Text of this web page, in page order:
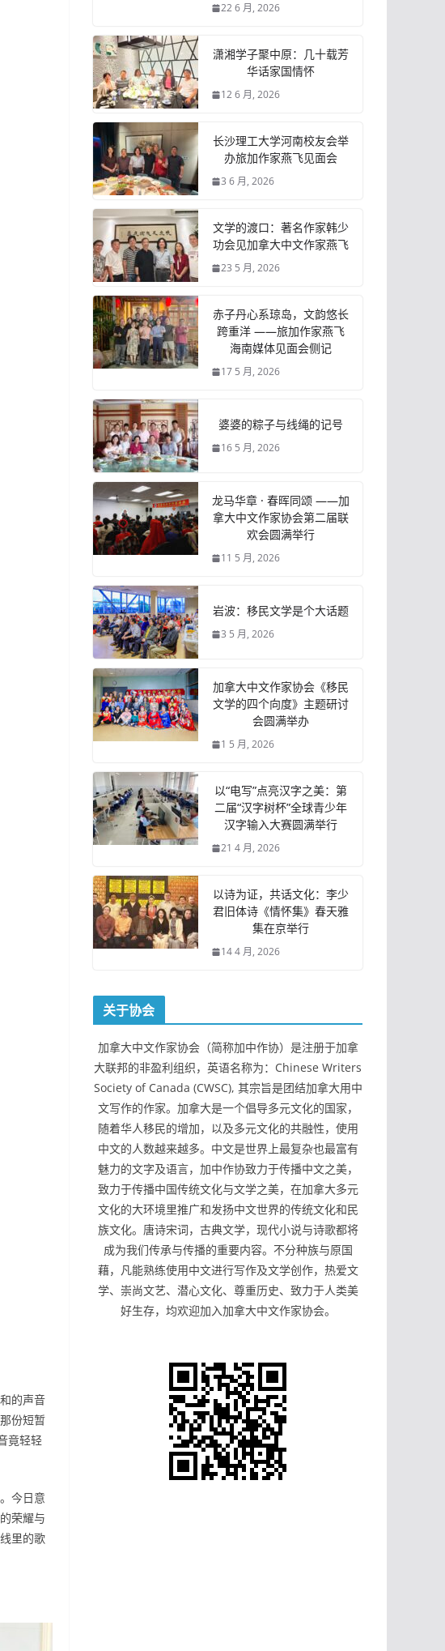
的声音
份短暂
竟轻轻
今日意
荣耀与
里的歌
22 6 月, 2026
潇湘学子聚中原：几十载芳
华话家国情怀
12 6 月, 2026
长沙理工大学河南校友会举
办旅加作家燕飞见面会
3 6 月, 2026
文学的渡口：著名作家韩少
功会见加拿大中文作家燕飞
23 5 月, 2026
赤子丹心系琼岛，文韵悠长
跨重洋 ——旅加作家燕飞
海南媒体见面会侧记
17 5 月, 2026
婆婆的粽子与线绳的记号
16 5 月, 2026
龙马华章 · 春晖同颂 ——加
拿大中文作家协会第二届联
欢会圆满举行
11 5 月, 2026
岩波：移民文学是个大话题
3 5 月, 2026
加拿大中文作家协会《移民
文学的四个向度》主题研讨
会圆满举办
1 5 月, 2026
以“电写”点亮汉字之美：第
二届“汉字树杯”全球青少年
汉字输入大赛圆满举行
21 4 月, 2026
以诗为证，共话文化：李少
君旧体诗《情怀集》春天雅
集在京举行
14 4 月, 2026
关于协会
加拿大中文作家协会（简称加中作协）是注册于加拿
大联邦的非盈利组织，英语名称为：Chinese Writers
Society of Canada (CWSC), 其宗旨是团结加拿大用中
文写作的作家。加拿大是一个倡导多元文化的国家，
随着华人移民的增加，以及多元文化的共融性，使用
中文的人数越来越多。中文是世界上最复杂也最富有
魅力的文字及语言，加中作协致力于传播中文之美，
致力于传播中国传统文化与文学之美，在加拿大多元
文化的大环境里推广和发扬中文世界的传统文化和民
族文化。唐诗宋词，古典文学，现代小说与诗歌都将
成为我们传承与传播的重要内容。不分种族与原国
藉，凡能熟练使用中文进行写作及文学创作，热爱文
学、崇尚文艺、潜心文化、尊重历史、致力于人类美
好生存，均欢迎加入加拿大中文作家协会。